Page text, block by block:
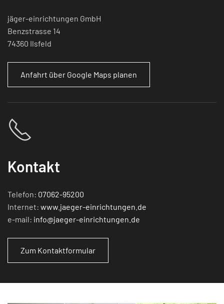
jäger-einrichtungen GmbH
Benzstrasse 14
74360 Ilsfeld
Anfahrt über Google Maps planen
Kontakt
Telefon: 07062-95200
Internet: www.jaeger-einrichtungen.de
e-mail: info@jaeger-einrichtungen.de
Zum Kontaktformular